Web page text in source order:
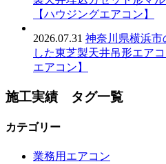
【ハウジングエアコン】
2026.07.31 神奈川県横浜市
した東芝製天井吊形エア
エアコン】
施工実績 タグ一覧
カテゴリー
業務用エアコン